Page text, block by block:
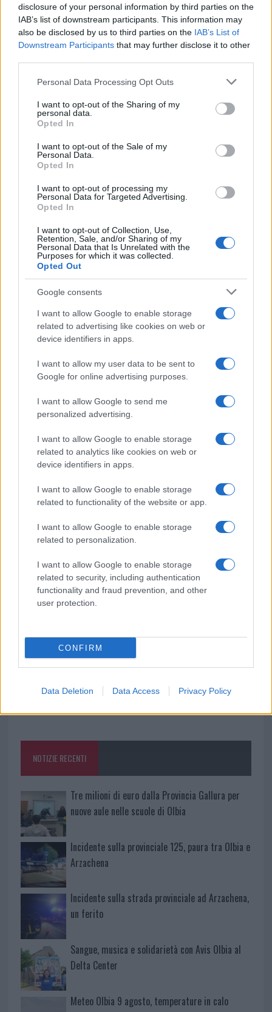
disclosure of your personal information by third parties on the
IAB’s list of downstream participants. This information may
also be disclosed by us to third parties on the IAB’s List of
Downstream Participants that may further disclose it to other
Please note that this website/app uses one or more Google
not limited to your visit or usage behaviour. You may click to
grant or deny consent to Google and its third-party tags to
use your data for below specified purposes in below Google
consent section.
Personal Data Processing Opt Outs
I want to opt-out of the Sharing of my
personal data.
Opted In
I want to opt-out of the Sale of my
Personal Data.
Opted In
I want to opt-out of processing my
Personal Data for Targeted Advertising.
Opted In
I want to opt-out of Collection, Use,
Retention, Sale, and/or Sharing of my
Personal Data that Is Unrelated with the
Purposes for which it was collected.
Opted Out
Google consents
I want to allow Google to enable storage
related to advertising like cookies on web or
device identifiers in apps.
I want to allow my user data to be sent to
Google for online advertising purposes.
I want to allow Google to send me
personalized advertising.
I want to allow Google to enable storage
related to analytics like cookies on web or
device identifiers in apps.
I want to allow Google to enable storage
related to functionality of the website or app.
I want to allow Google to enable storage
related to personalization.
I want to allow Google to enable storage
related to security, including authentication
functionality and fraud prevention, and other
user protection.
CONFIRM
Data Deletion Data Access Privacy Policy
Vuoi rimuovere le pubblicità nazionali?
Puoi abbonarti a
Sei già abbonato?
Puoi effettuare l'accesso andando nella
sezione
cliccandoqui
TEMI:
Miracolo Di Natale
Miracolo Di Natale Olbia
Scalinata San Simplicio
Inviaci le tue segnalazioni,
Su WhatsApp al numero +39
345 356 7512
Notizie in tempo reale?
Entra nel canale telegram di
Ricevi le nostre ultime news
daGoogle News
F
a
ce
b
o
k
T
w
it
te
Pi
n
te
re
W
h
at
s
p
h
a
re
Articolo precedente
NOTIZIE RECENTI
Tre milioni di euro dalla Provincia Gallura per
nuove aule nelle scuole di Olbia
Incidente sulla provinciale 125, paura tra Olbia e
Arzachena
Incidente sulla strada provinciale ad Arzachena,
un ferito
Sangue, musica e solidarietà con Avis Olbia al
Delta Center
Meteo Olbia 9 agosto, temperature in calo